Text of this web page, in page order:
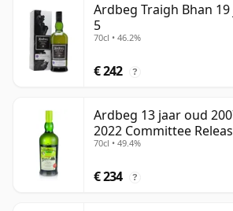
Ardbeg Traigh Bhan
5
70cl • 46.2%
€ 242 ?
Ardbeg 13 jaar oud
2022 Committee
70cl • 49.4%
€ 234 ?